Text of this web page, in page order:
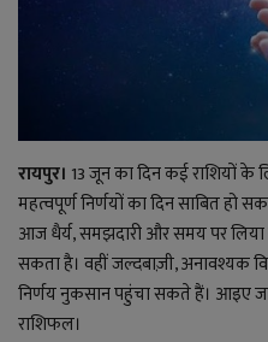
मनोरंजन
ज्ञान विज्ञान
करिअर
रायपुर। 13 जून का दिन कई राशियों
महत्वपूर्ण निर्णयों का दिन साबित हो
आज धैर्य, समझदारी और समय पर
सकता है। वहीं जल्दबाज़ी, अनावश्यक
निर्णय नुकसान पहुंचा सकते हैं। आइए
राशिफल।